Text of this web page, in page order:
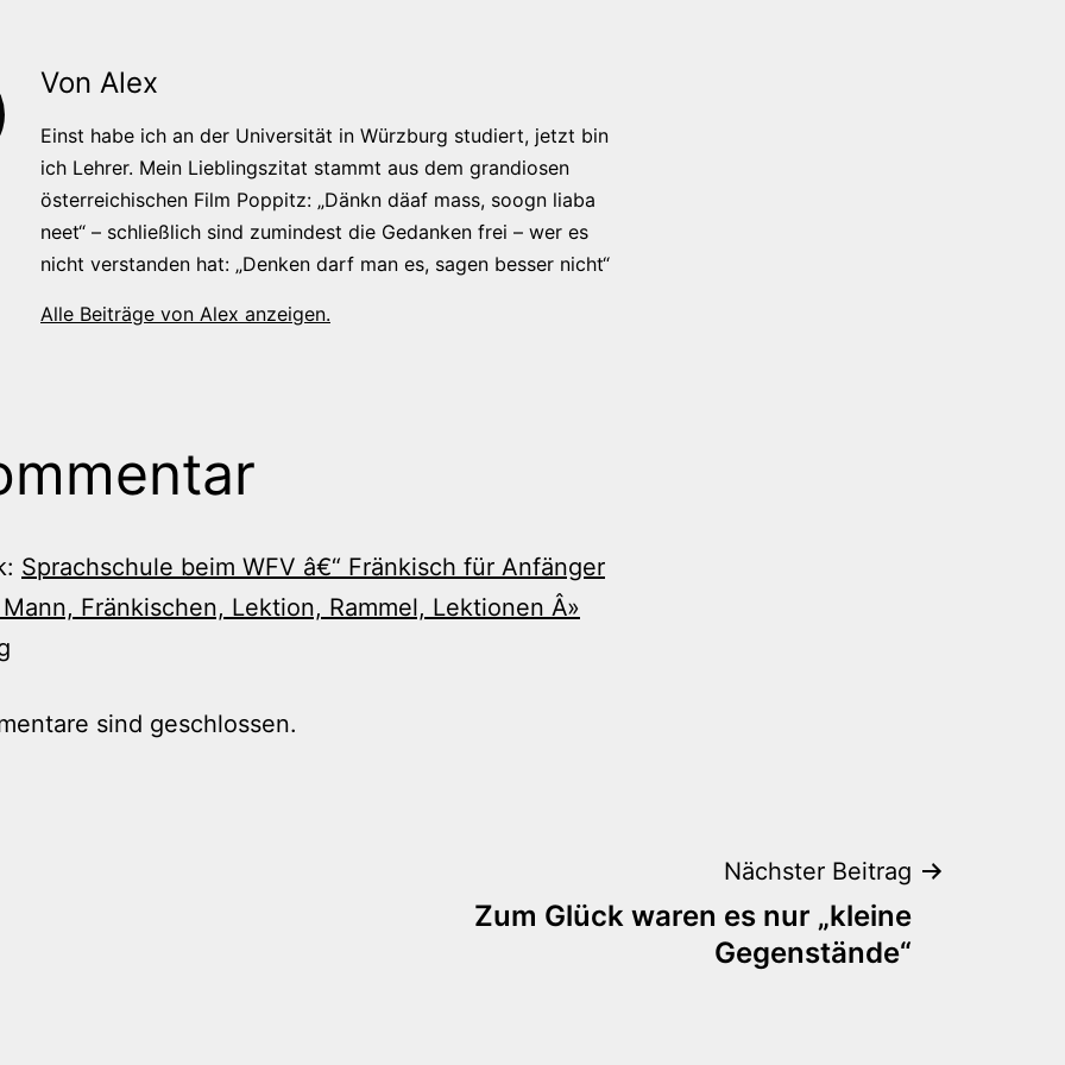
Von Alex
Einst habe ich an der Universität in Würzburg studiert, jetzt bin
ich Lehrer. Mein Lieblingszitat stammt aus dem grandiosen
österreichischen Film Poppitz: „Dänkn däaf mass, soogn liaba
neet“ – schließlich sind zumindest die Gedanken frei – wer es
nicht verstanden hat: „Denken darf man es, sagen besser nicht“
Alle Beiträge von Alex anzeigen.
Sprachschule beim WFV â€“ Fränkisch für Anfänger
Fränkischen, Lektion, Rammel, Lektionen Â»
sind geschlossen.
Nächster Beitrag
Zum Glück waren es nur „kleine
Gegenstände“